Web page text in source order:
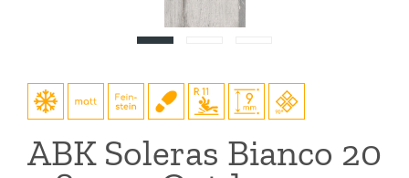
ABK Soleras Bianco 20